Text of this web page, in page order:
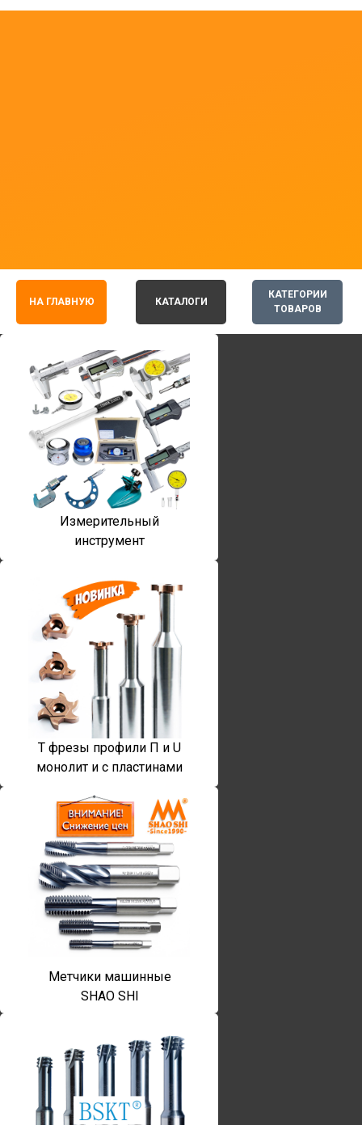
КАТЕГОРИИ
ТОВАРОВ
НА ГЛАВНУЮ КАТАЛОГИ
Измерительный
инструмент
T фрезы профили П и U
монолит и с пластинами
Метчики машинные
SHAO SHI